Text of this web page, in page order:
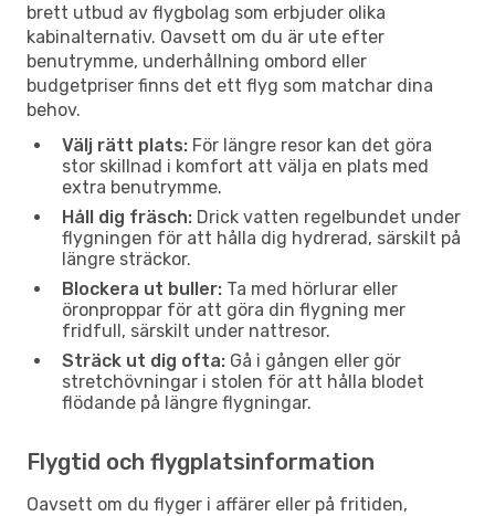
brett utbud av flygbolag som erbjuder olika
kabinalternativ. Oavsett om du är ute efter
benutrymme, underhållning ombord eller
budgetpriser finns det ett flyg som matchar dina
behov.
Välj rätt plats: För längre resor kan det göra
stor skillnad i komfort att välja en plats med
extra benutrymme.
Håll dig fräsch: Drick vatten regelbundet under
flygningen för att hålla dig hydrerad, särskilt på
längre sträckor.
Blockera ut buller: Ta med hörlurar eller
öronproppar för att göra din flygning mer
fridfull, särskilt under nattresor.
Sträck ut dig ofta: Gå i gången eller gör
stretchövningar i stolen för att hålla blodet
flödande på längre flygningar.
Flygtid och flygplatsinformation
Oavsett om du flyger i affärer eller på fritiden,